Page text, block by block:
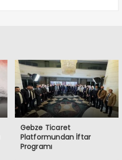
Gebze Ticaret
Platformundan İftar
Programı